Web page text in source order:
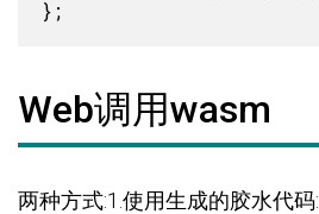
Web调用wasm
两种方式:1.使用生成的胶水代码: